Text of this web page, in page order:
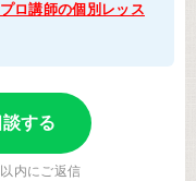
ロ講師の個別レッス
する
内にご返信